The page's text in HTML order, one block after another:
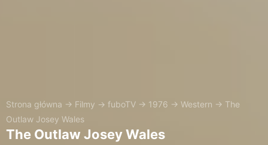
Strona główna → Filmy → fuboTV → 1976 → Western → The
Outlaw Josey Wales
The Outlaw Josey Wales